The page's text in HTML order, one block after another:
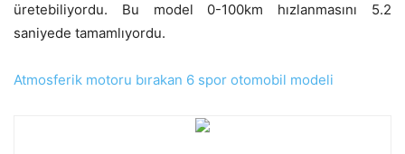
üretebiliyordu. Bu model 0-100km hızlanmasını 5.2
saniyede tamamlıyordu.
Atmosferik motoru bırakan 6 spor otomobil modeli